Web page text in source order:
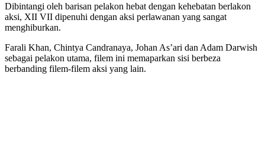
Dibintangi oleh barisan pelakon hebat dengan kehebatan berlakon
aksi, XII VII dipenuhi dengan aksi perlawanan yang sangat
menghiburkan.
Farali Khan, Chintya Candranaya, Johan As’ari dan Adam Darwish
sebagai pelakon utama, filem ini memaparkan sisi berbeza
berbanding filem-filem aksi yang lain.